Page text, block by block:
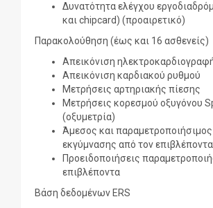
Δυνατότητα ελέγχου
και chipcard) (προαιρετικό)
Παρακολούθηση (έως και 16 ασθενείς)
Απεικόνιση
Απεικόνιση καρδιακού ρυθμού
Μετρήσεις αρτηριακής πίεσης
Μετρήσεις κορεσμού οξυγόνου
(οξυμετρία)
Άμεσος και
εκγύμνασης από τον επιβλέποντα
Προειδοποιήσεις
επιβλέποντα
Βάση δεδομένων ERS